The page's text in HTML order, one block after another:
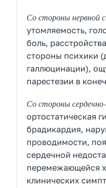
Со стороны нервной
утомляемость,
боль,
стороны психики
галлюцинации),
парестезии в
Со стороны
ортостатическая
брадикардия,
проводимости,
сердечной
перемежающейся
клинических